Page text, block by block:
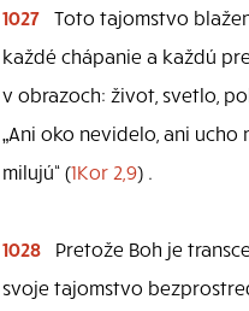
1027 Toto tajomstvo
každé chápanie a každú
v obrazoch: život, svetlo,
„Ani oko nevidelo, ani
milujú“ (1Kor 2,9) .
1028 Pretože Boh je
svoje tajomstvo